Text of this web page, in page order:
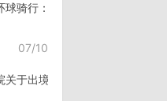
球骑行：7年骑行45个国家《骑
07/10
于出境入境管理的规定